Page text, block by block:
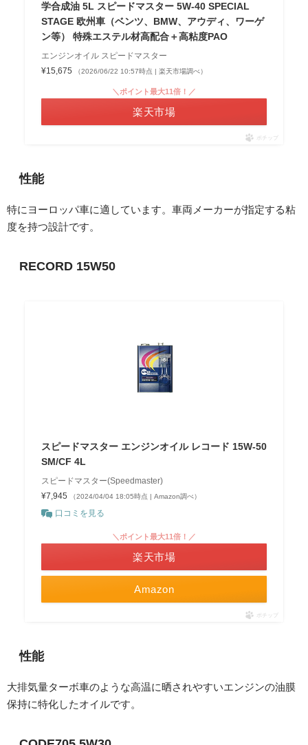
学合成油 5L スピードマスター 5W-40 SPECIAL
STAGE 欧州車（ベンツ、BMW、アウディ、ワーゲ
ン等） 特殊エステル材高配合＋高粘度PAO
エンジンオイル スピードマスター
¥15,675
（2026/06/22 10:57時点 | 楽天市場調べ）
＼ポイント最大11倍！／
楽天市場
ポチップ
性能
特にヨーロッパ車に適しています。車両メーカーが指定する粘
度を持つ設計です。
RECORD 15W50
スピードマスター エンジンオイル レコード 15W-50
SM/CF 4L
スピードマスター(Speedmaster)
¥7,945
（2024/04/04 18:05時点 | Amazon調べ）
口コミを見る
Amazon
＼ポイント最大11倍！／
楽天市場
ポチップ
性能
大排気量ターボ車のような高温に晒されやすいエンジンの油膜
保持に特化したオイルです。